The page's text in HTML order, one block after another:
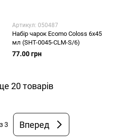
Артикул: 050487
Набір чарок Ecomo Coloss 6х45
мл (SHT-0045-CLM-S/6)
77.00 грн
20 товарів
з 3 Вперед